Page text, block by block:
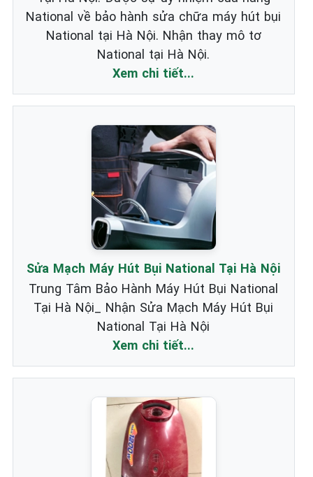
National về bảo hành sửa chữa máy hút bụi
National tại Hà Nội. Nhận thay mô tơ
National tại Hà Nội.
Xem chi tiết...
Sửa Mạch Máy Hút Bụi National Tại Hà Nội
Trung Tâm Bảo Hành Máy Hút Bụi National
Tại Hà Nội_ Nhận Sửa Mạch Máy Hút Bụi
National Tại Hà Nội
Xem chi tiết...